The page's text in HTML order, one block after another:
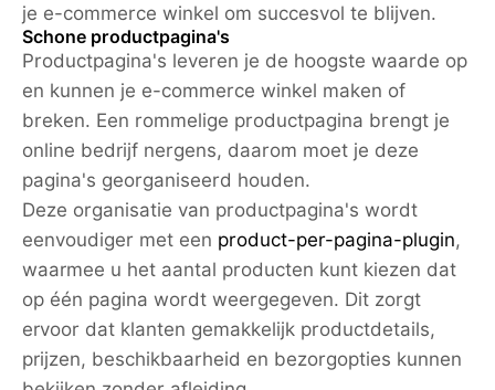
je e-commerce winkel om succesvol te blijven.
Schone productpagina's
Productpagina's leveren je de hoogste waarde op
en kunnen je e-commerce winkel maken of
breken. Een rommelige productpagina brengt je
online bedrijf nergens, daarom moet je deze
pagina's georganiseerd houden.
Deze organisatie van productpagina's wordt
eenvoudiger met een product-per-pagina-plugin,
waarmee u het aantal producten kunt kiezen dat
op één pagina wordt weergegeven. Dit zorgt
ervoor dat klanten gemakkelijk productdetails,
prijzen, beschikbaarheid en bezorgopties kunnen